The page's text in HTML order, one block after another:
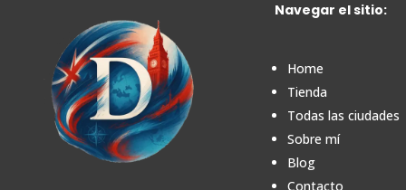
Navegar el sitio:
Home
Tienda
Todas las ciudades
Sobre mí
Blog
Contacto